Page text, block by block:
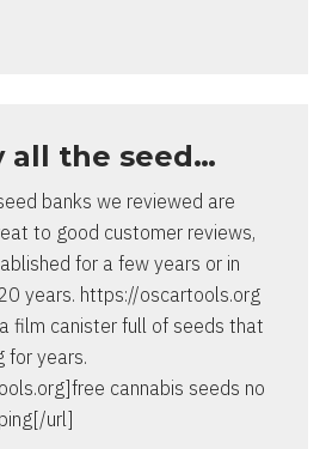
all the seed…
banks we reviewed are
to good customer reviews,
for a few years or in
years. https://oscartools.org
film canister full of seeds that
for years.
cannabis seeds no
url]